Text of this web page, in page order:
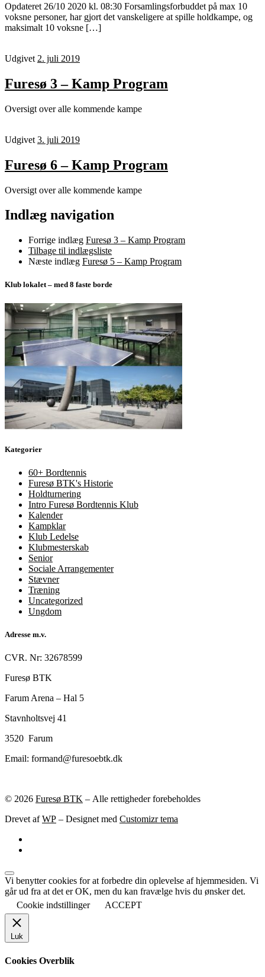
Opdateret 26/10 2020 kl. 08:30 Forsamlingsforbuddet på max 10
voksne personer, har gjort det vanskeligere at spille holdkampe, og
maksimalt 10 voksne […]
Udgivet 2. juli 2019
Furesø 3 – Kamp Program
Oversigt over alle kommende kampe
Udgivet 3. juli 2019
Furesø 6 – Kamp Program
Oversigt over alle kommende kampe
Indlæg navigation
Forrige indlæg Furesø 3 – Kamp Program
Tilbage til indlægsliste
Næste indlæg Furesø 5 – Kamp Program
Klub lokalet – med 8 faste borde
Kategorier
60+ Bordtennis
Furesø BTK's Historie
Holdturnering
Intro Furesø Bordtennis Klub
Kalender
Kampklar
Klub Ledelse
Klubmesterskab
Senior
Sociale Arrangementer
Stævner
Træning
Uncategorized
Ungdom
Adresse m.v.
CVR. Nr: 32678599
Furesø BTK
Farum Arena – Hal 5
Stavnholtsvej 41
3520 Farum
Email: formand@furesoebtk.dk
© 2026 Furesø BTK – Alle rettigheder forebeholdes
Drevet afWP – Designet med Customizr tema
Vi benytter cookies for at forbedre din oplevelse af hjemmesiden. Vi
går ud fra at det er OK, men du kan fravælge hvis du ønsker det.
Cookie indstillinger
ACCEPT
Luk
Cookies Overblik